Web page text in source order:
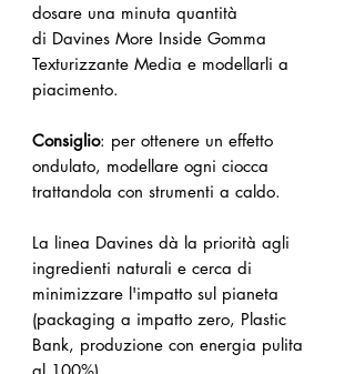
dosare una minuta quantità
di Davines More Inside Gomma
Texturizzante Media e modellarli a
piacimento.
Consiglio: per ottenere un effetto
ondulato, modellare ogni ciocca
trattandola con strumenti a caldo.
La linea Davines dà la priorità agli
ingredienti naturali e cerca di
minimizzare l'impatto sul pianeta
(packaging a impatto zero, Plastic
Bank, produzione con energia pulita
al 100%).